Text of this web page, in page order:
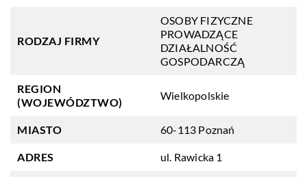
RODZAJ FIRMY
OSOBY FIZYCZNE
PROWADZĄCE
DZIAŁALNOŚĆ
GOSPODARCZĄ
REGION
(WOJEWÓDZTWO)
Wielkopolskie
MIASTO 60-113 Poznań
ADRES ul. Rawicka 1